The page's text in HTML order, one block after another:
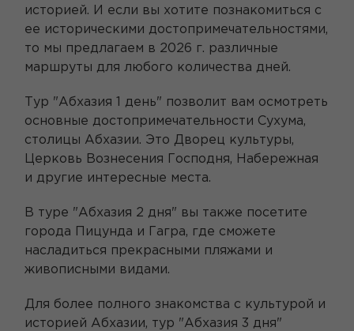
историей. И если вы хотите познакомиться с
ее историческими достопримечательностями,
то мы предлагаем в 2026 г. различные
маршруты для любого количества дней.
Тур "Абхазия 1 день" позволит вам осмотреть
основные достопримечательности Сухума,
столицы Абхазии. Это Дворец культуры,
Церковь Вознесения Господня, Набережная
и другие интересные места.
В туре "Абхазия 2 дня" вы также посетите
города Пицунда и Гагра, где сможете
насладиться прекрасными пляжами и
живописными видами.
Для более полного знакомства с культурой и
историей Абхазии, тур "Абхазия 3 дня"